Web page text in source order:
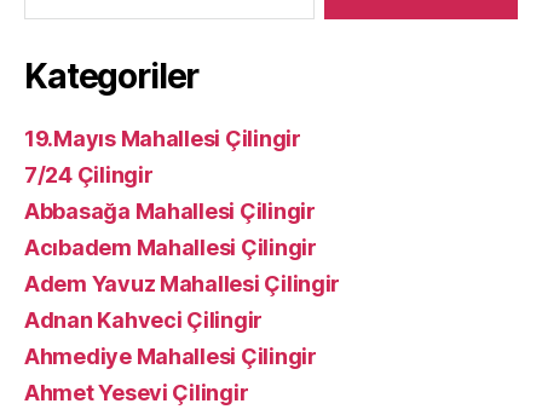
Kategoriler
19.Mayıs Mahallesi Çilingir
7/24 Çilingir
Abbasağa Mahallesi Çilingir
Acıbadem Mahallesi Çilingir
Adem Yavuz Mahallesi Çilingir
Adnan Kahveci Çilingir
Ahmediye Mahallesi Çilingir
Ahmet Yesevi Çilingir